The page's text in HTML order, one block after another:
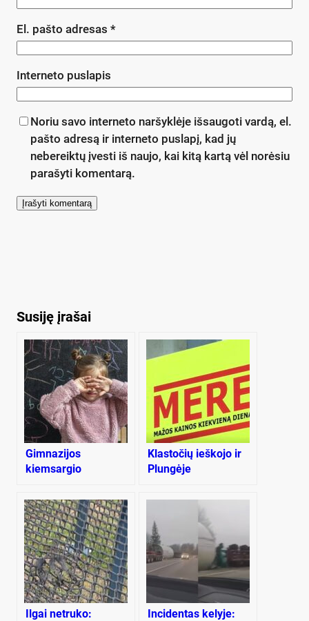
El. pašto adresas *
Interneto puslapis
Noriu savo interneto naršyklėje išsaugoti vardą, el.
pašto adresą ir interneto puslapį, kad jų
nebereiktų įvesti iš naujo, kai kitą kartą vėl norėsiu
parašyti komentarą.
Susiję įrašai
Gimnazijos
kiemsargio
vaikų pornografija
Klastočių ieškojo ir
Plungėje
Ilgai netruko:
Incidentas kelyje: